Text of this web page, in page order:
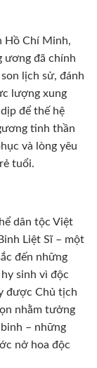
Hồ Chí Minh,
ương đã chính
lịch sử, đánh
lượng xung
để thế hệ
tinh thần
và lòng yêu
tuổi.
dân tộc Việt
Liệt Sĩ – một
đến những
sinh vì độc
được Chủ tịch
nhằm tưởng
– những
nở hoa độc